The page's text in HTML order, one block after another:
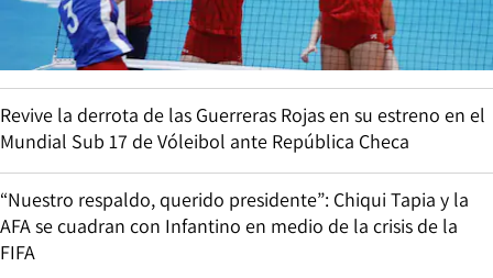
Revive la derrota de las Guerreras Rojas en su estreno en el
Mundial Sub 17 de Vóleibol ante República Checa
“Nuestro respaldo, querido presidente”: Chiqui Tapia y la
AFA se cuadran con Infantino en medio de la crisis de la
FIFA